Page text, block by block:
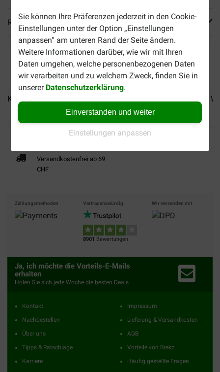
Sie können Ihre Präferenzen jederzeit in den Cookie-
Einstellungen unter der Option „Einstellungen
anpassen“ am unteren Rand der Seite ändern.
Weitere Informationen darüber, wie wir mit Ihren
Daten umgehen, welche personenbezogenen Daten
wir verarbeiten und zu welchem Zweck, finden Sie in
unserer Datenschutzerklärung.
Einverstanden und weiter
Einstellungen anpassen
Reviews
Kong Goodie Bone KONG
Bis 30% günstiger Sicher bezahlen
Versandkostenfrei ab 69
CHF
Zahlungsmethoden Vertrauenswürdig
8901 Bewertungen
Wir versenden mit
Ja, ich möchte die Vorteils-E-Mails
erhalten
Holen Sie sich jede Woche die besten Deals
Kontakt
Nachbestellen
Über uns
Tipps & Ratschlage
Karriere
Impressum
Lieferung & Versandkosten
AGB
Vorteile von Brekz
Häufig gestellte Fragen